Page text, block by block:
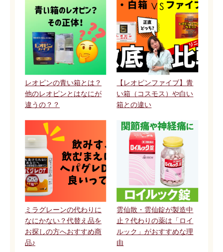
レオピンの青い箱とは？
他のレオピンとはなにが
違うの？？
【レオピンファイブ】青
い箱（コスモス）や白い
箱との違い
ミラグレーンの代わりに
なにかない？代替え品を
お探しの方へおすすめ商
品♪
雲仙散・雲仙錠が製造中
止？代わりの薬は「ロイ
ルック」がおすすめな理
由